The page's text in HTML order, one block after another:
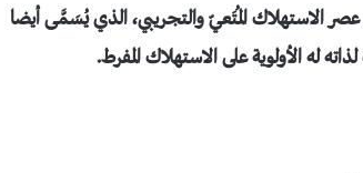
الاستهلاك المُتَعيّ والتجريبي، الذي يُسَمَّى أيضا
له الأولوية على الاستهلاك المفرط.